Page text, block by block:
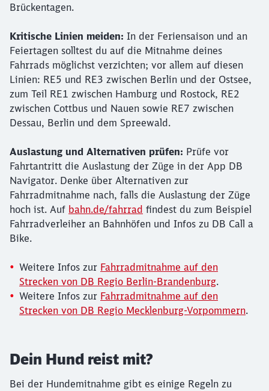
Brückentagen.
Kritische Linien meiden: In der Feriensaison und an
Feiertagen solltest du auf die Mitnahme deines
Fahrrads möglichst verzichten; vor allem auf diesen
Linien: RE5 und RE3 zwischen Berlin und der Ostsee,
zum Teil RE1 zwischen Hamburg und Rostock, RE2
zwischen Cottbus und Nauen sowie RE7 zwischen
Dessau, Berlin und dem Spreewald.
Auslastung und Alternativen prüfen: Prüfe vor
Fahrtantritt die Auslastung der Züge in der App DB
Navigator. Denke über Alternativen zur
Fahrradmitnahme nach, falls die Auslastung der Züge
hoch ist. Auf bahn.de/fahrrad findest du zum Beispiel
Fahrradverleiher an Bahnhöfen und Infos zu DB Call a
Bike.
Weitere Infos zur Fahrradmitnahme auf den
Strecken von DB Regio Berlin-Brandenburg.
Weitere Infos zur Fahrradmitnahme auf den
Strecken von DB Regio Mecklenburg-Vorpommern.
Dein Hund reist mit?
Bei der Hundemitnahme gibt es einige Regeln zu